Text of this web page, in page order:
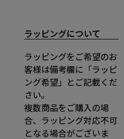
ラッピングについて
ラッピングをご希望のお
客様は備考欄に「ラッピ
ング希望」とご記載くだ
さい。
複数商品をご購入の場
合、ラッピング対応不可
となる場合がございま